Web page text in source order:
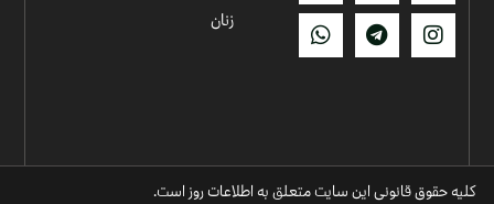
زنان
کلیه حقوق قانونی این سایت متعلق به اطلاعات روز است.